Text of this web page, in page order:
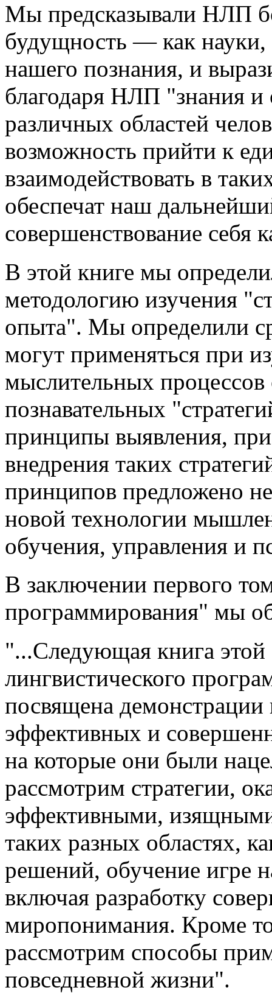
Мы предсказывали НЛП
будущность — как
нашего познания, и
благодаря НЛП "знания
различных областей
возможность прийти к
взаимодействовать в
обеспечат наш
совершенствование себя
В этой книге мы
методологию изучения
опыта". Мы определили
могут применяться при
мыслительных
познавательных
принципы выявления,
внедрения таких
принципов предложено
новой технологии
обучения, управления и
В заключении первого
программирования" мы
"...Следующая книга
лингвистического
посвящена демонстрации
эффективных и
на которые они были
рассмотрим стратегии,
эффективными,
таких разных областях,
решений, обучение игре
включая разработку
миропонимания. Кроме
рассмотрим способы
повседневной жизни".